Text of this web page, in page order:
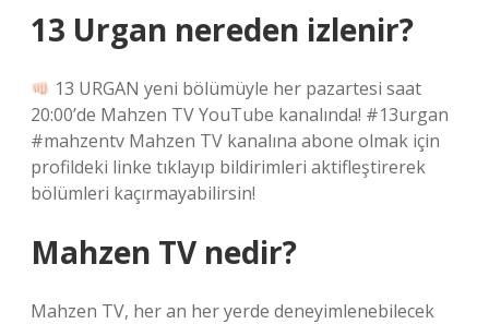
13 Urgan nereden izlenir?
13 URGAN yeni bölümüyle her pazartesi saat
20:00’de Mahzen TV YouTube kanalında! #13urgan
#mahzentv Mahzen TV kanalına abone olmak için
profildeki linke tıklayıp bildirimleri aktifleştirerek
bölümleri kaçırmayabilirsin!
Mahzen TV nedir?
Mahzen TV, her an her yerde deneyimlenebilecek